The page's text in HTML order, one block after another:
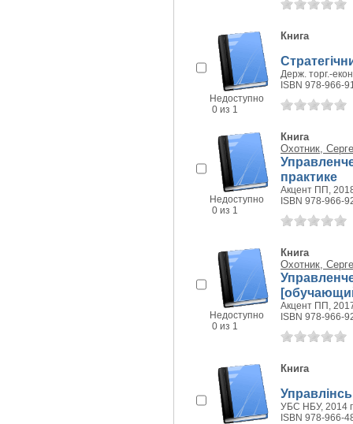
Недоступно
0 из 1
Книга
Держ. торг.-
ISBN 978-966-
Недоступно
0 из 1
Книга
Охотник,
практике
Акцент ПП,
ISBN 978-966-
Недоступно
0 из 1
Книга
Охотник,
Акцент ПП,
ISBN 978-966-
Книга
УБС НБУ, 2014
ISBN 978-966-